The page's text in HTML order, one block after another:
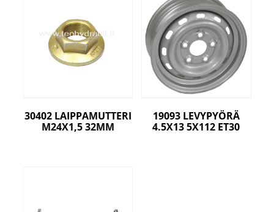
30402 LAIPPAMUTTERI
M24X1,5 32MM
19093 LEVYPYÖRÄ
4.5X13 5X112 ET30